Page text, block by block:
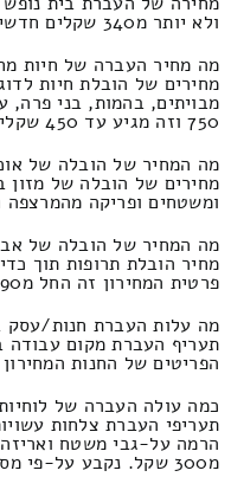
ולא יותר מ340 שקלים חדשים.
מה מחיר העברה של חיות
מחירים של הובלת חיות
מבויתים, בהמות, בני פרה,
750 וזה מגיע עד 450 שקלים חדשים.
מה המחיר של הובלה של
מחירים של הובלה של מזון
ומשטחים ופריקה מהמרצפה המחירון זה
מה המחיר של הובלה של
מחיר הובלת תרופות תוך
פרטית המחירון זה החל מ390 שקל.
מה עלות העברת חנות/עסק
תעריף העברת מקום עבודה
הפריטים של החנות המחירון זה החל
כמה עולה העברה של
תעריפי העברת צלחות
הרמה על-גבי משטח ואריזה
מ300 שקל. נקבע על-פי מס'.